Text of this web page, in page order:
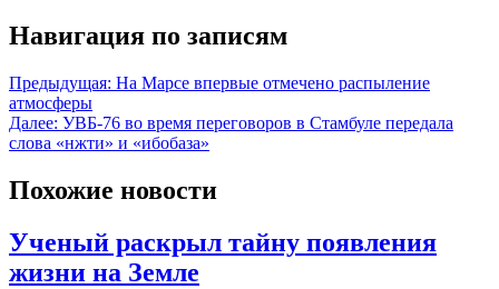
Навигация по записям
Предыдущая: На Марсе впервые отмечено распыление
атмосферы
Далее: УВБ-76 во время переговоров в Стамбуле передала
слова «нжти» и «ибобаза»
Похожие новости
Ученый раскрыл тайну появления
жизни на Земле